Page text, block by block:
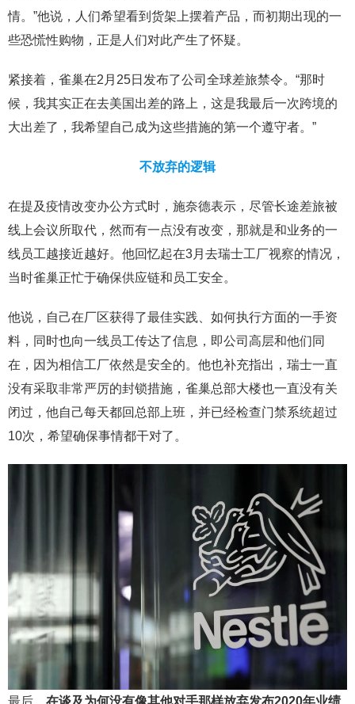
情。”他说，人们希望看到货架上摆着产品，而初期出现的一
些恐慌性购物，正是人们对此产生了怀疑。
紧接着，雀巢在2月25日发布了公司全球差旅禁令。“那时
候，我其实正在去美国出差的路上，这是我最后一次跨境的
大出差了，我希望自己成为这些措施的第一个遵守者。”
不放弃的逻辑
在提及疫情改变办公方式时，施奈德表示，尽管长途差旅被
线上会议所取代，然而有一点没有改变，那就是和业务的一
线员工越接近越好。他回忆起在3月去瑞士工厂视察的情况，
当时雀巢正忙于确保供应链和员工安全。
他说，自己在厂区获得了最佳实践、如何执行方面的一手资
料，同时也向一线员工传达了信息，即公司高层和他们同
在，因为相信工厂依然是安全的。他也补充指出，瑞士一直
没有采取非常严厉的封锁措施，雀巢总部大楼也一直没有关
闭过，他自己每天都回总部上班，并已经检查门禁系统超过
10次，希望确保事情都干对了。
最后， 在谈及为何没有像其他对手那样放弃发布2020年业绩